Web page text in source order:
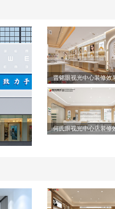
晋铭眼视光中心装修效
何氏眼视光中心店装修